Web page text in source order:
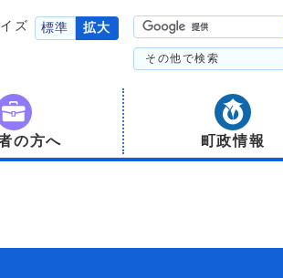
ズ 標準 拡大
その他で検索
の方へ 町政情報